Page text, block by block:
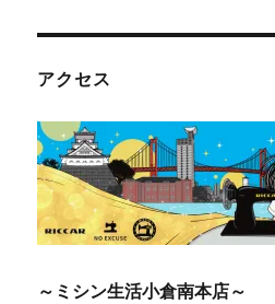
アクセス
～ミシン生活小倉南本店～